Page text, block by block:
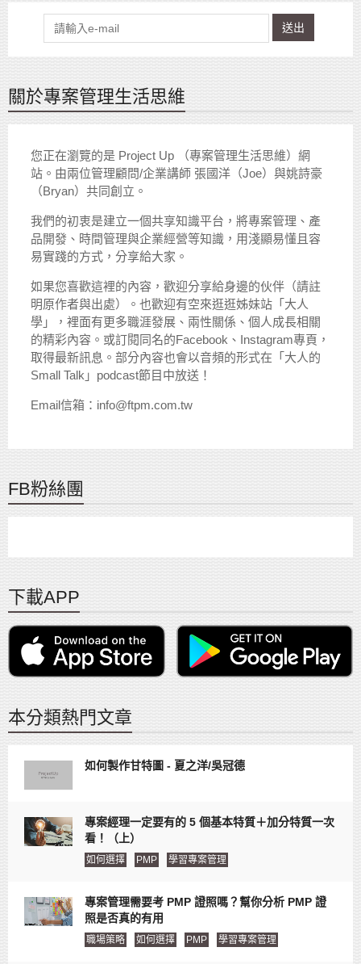
送出
關於專案管理生活思維
您正在瀏覽的是 Project Up （專案管理生活思維）網
站。由兩位管理顧問/企業講師 張國洋（Joe）與姚詩豪
（Bryan）共同創立。
我們的初衷是建立一個共享知識平台，將專案管理、產
品開發、時間管理與企業經營等知識，用淺顯易懂且容
易實踐的方式，分享給大家。
如果您喜歡這裡的內容，歡迎分享給身邊的伙伴（請註
明原作者與出處）。也歡迎有空來逛逛姊妹站「大人
學」，裡面有更多職涯發展、兩性關係、個人成長相關
的精彩內容。或訂閱同名的Facebook、Instagram專頁，
取得最新訊息。部分內容也會以音頻的形式在「大人的
Small Talk」podcast節目中放送！
Email信箱：info@ftpm.com.tw
FB粉絲團
下載APP
本分類熱門文章
如何製作甘特圖 - 夏之洋/吳冠德
專案經理一定要有的 5 個基本特質＋加分特質一次
看！（上）
如何選擇 PMP 學習專案管理
專案管理需要考 PMP 證照嗎？幫你分析 PMP 證
照是否真的有用
職場策略 如何選擇 PMP 學習專案管理